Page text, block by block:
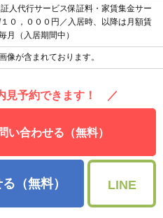
人代行サービス保証料・家賃集金サー
０，０００円／入居時、以降は月額賃
月（入居期間中）
像が含まれております。
見予約できます！ ／
い合わせる（無料）
（無料） LINE